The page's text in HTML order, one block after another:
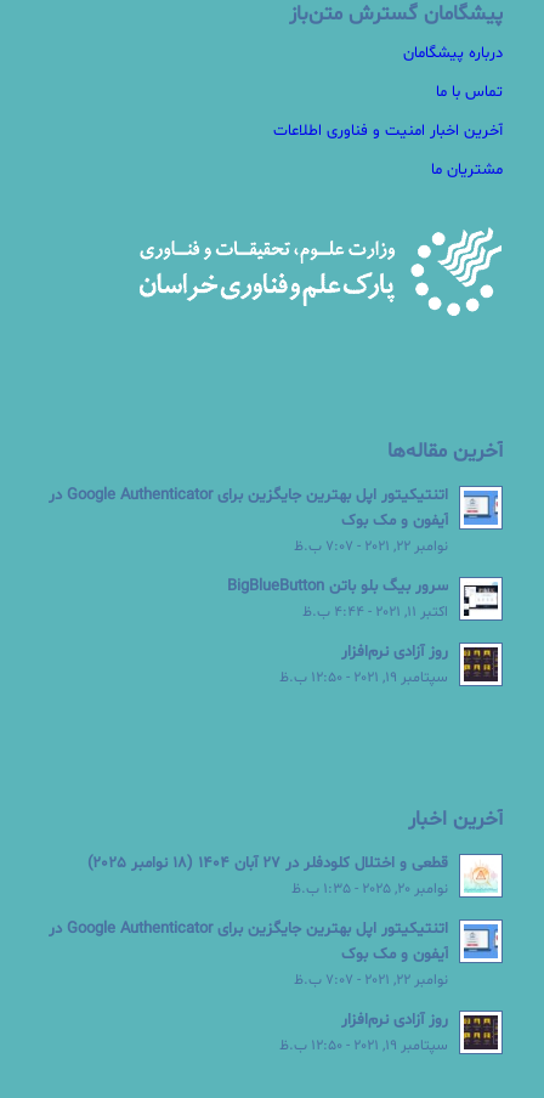
پیشگامان گسترش متن‌باز
درباره پیشگامان
تماس با ما
آخرین اخبار امنیت و فناوری اطلاعات
مشتریان ما
آخرین مقاله‌ها
اتنتیکیتور اپل بهترین جایگزین برای Google Authenticator در
آیفون و مک بوک
نوامبر 22, 2021 - 7:07 ب.ظ
سرور بیگ بلو باتن BigBlueButton
اکتبر 11, 2021 - 4:44 ب.ظ
روز آزادی نرم‌افزار
سپتامبر 19, 2021 - 12:50 ب.ظ
آخرین اخبار
قطعی و اختلال کلودفلر در 27 آبان 1404 (18 نوامبر 2025)
نوامبر 20, 2025 - 1:35 ب.ظ
اتنتیکیتور اپل بهترین جایگزین برای Google Authenticator در
آیفون و مک بوک
نوامبر 22, 2021 - 7:07 ب.ظ
روز آزادی نرم‌افزار
سپتامبر 19, 2021 - 12:50 ب.ظ